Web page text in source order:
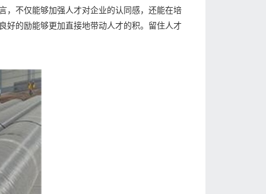
，不仅能够加强人才对企业的认同感，还能在培
好的励能够更加直接地带动人才的积。留住人才